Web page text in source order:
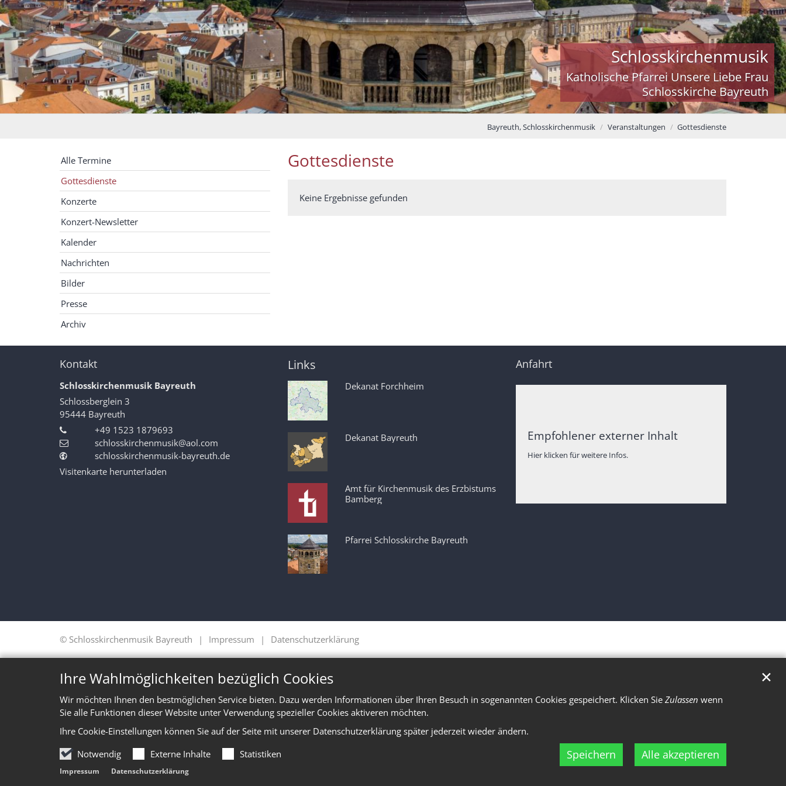
Ihre Wahlmöglichkeiten bezüglich Cookies
Wir möchten Ihnen den bestmöglichen Service bieten. Dazu werden Informationen über Ihren Besuch in sogenannten Cookies gespeichert. Klicken Sie Zulassen wenn
Sie alle Funktionen dieser Website unter Verwendung spezieller Cookies aktiveren möchten.
Ihre Cookie-Einstellungen können Sie auf der Seite mit unserer Datenschutzerklärung später jederzeit wieder ändern.
Notwendig
Externe Inhalte Statistiken Speichern Alle akzeptieren
✕
Impressum Datenschutzerklärung
Schlosskirchenmusik
Katholische Pfarrei Unsere Liebe Frau
Schlosskirche Bayreuth
Bayreuth, Schlosskirchenmusik Veranstaltungen Gottesdienste
Gottesdienste
Keine Ergebnisse gefunden
Alle Termine
Gottesdienste
Konzerte
Konzert-Newsletter
Kalender
Nachrichten
Bilder
Presse
Archiv
Kontakt
Schlosskirchenmusik Bayreuth
Schlossberglein 3
95444 Bayreuth
+49 1523 1879693
schlosskirchenmusik@aol.com
schlosskirchenmusik-bayreuth.de
Visitenkarte herunterladen
Links
Dekanat Forchheim
Dekanat Bayreuth
Amt für Kirchenmusik des Erzbistums
Bamberg
Pfarrei Schlosskirche Bayreuth
Anfahrt
Empfohlener externer Inhalt
Hier klicken für weitere Infos.
© Schlosskirchenmusik Bayreuth Impressum Datenschutzerklärung